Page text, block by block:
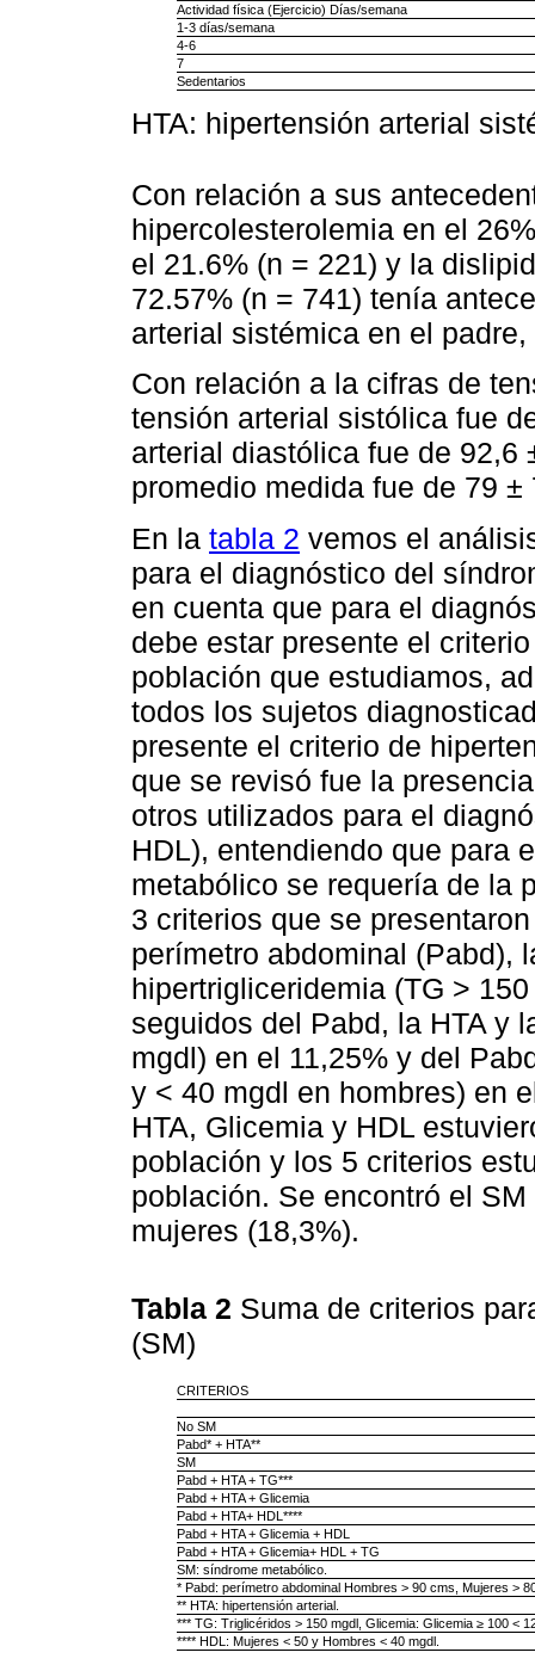
Actividad física (Ejercicio) Días/semana
1-3 días/semana
4-6
7
Sedentarios
HTA: hipertensión arterial
Con relación a sus
hipercolesterolemia en el
el 21.6% (n = 221) y la
72.57% (n = 741) tenía
arterial sistémica en el
Con relación a la cifras de
tensión arterial sistólica fue
arterial diastólica fue de 92,6
promedio medida fue de 79
En la tabla 2 vemos el
para el diagnóstico del
en cuenta que para el
debe estar presente el
población que estudiamos,
todos los sujetos
presente el criterio de
que se revisó fue la
otros utilizados para el
HDL), entendiendo que para
metabólico se requería de la
3 criterios que se
perímetro abdominal (Pabd),
hipertrigliceridemia (TG >
seguidos del Pabd, la HTA y
mgdl) en el 11,25% y del
y < 40 mgdl en hombres) en
HTA, Glicemia y HDL
población y los 5 criterios
población. Se encontró el
mujeres (18,3%).
Tabla 2 Suma de criterios
(SM)
CRITERIOS
No SM
Pabd* + HTA**
SM
Pabd + HTA + TG***
Pabd + HTA + Glicemia
Pabd + HTA+ HDL****
Pabd + HTA + Glicemia + HDL
Pabd + HTA + Glicemia+ HDL + TG
SM: síndrome metabólico.
* Pabd: perímetro abdominal Hombres > 90 cms, Mujeres >
** HTA: hipertensión arterial.
*** TG: Triglicéridos > 150 mgdl, Glicemia: Glicemia ≥ 100 <
**** HDL: Mujeres < 50 y Hombres < 40 mgdl.